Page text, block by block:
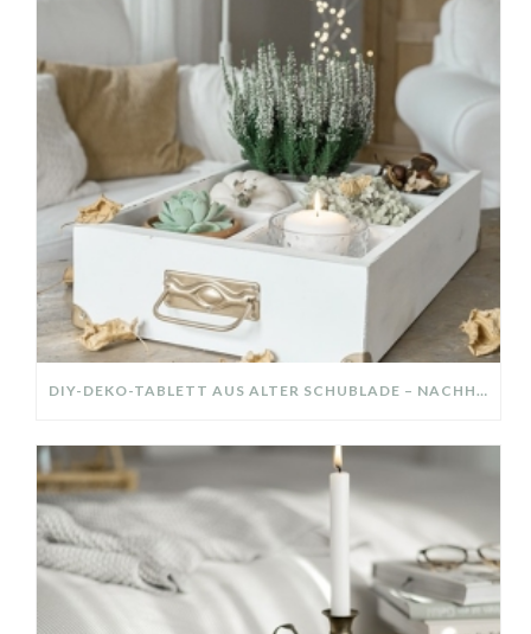
DIY-DEKO-TABLETT AUS ALTER SCHUBLADE – NACHHALTIGE HERBSTDEKO SELBER MACHEN!